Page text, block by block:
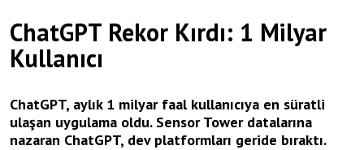
ChatGPT Rekor Kırdı: 1 Milyar
Kullanıcı
ChatGPT, aylık 1 milyar faal kullanıcıya en süratli
ulaşan uygulama oldu. Sensor Tower datalarına
nazaran ChatGPT, dev platformları geride bıraktı.